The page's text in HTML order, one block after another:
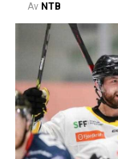
Av NTB